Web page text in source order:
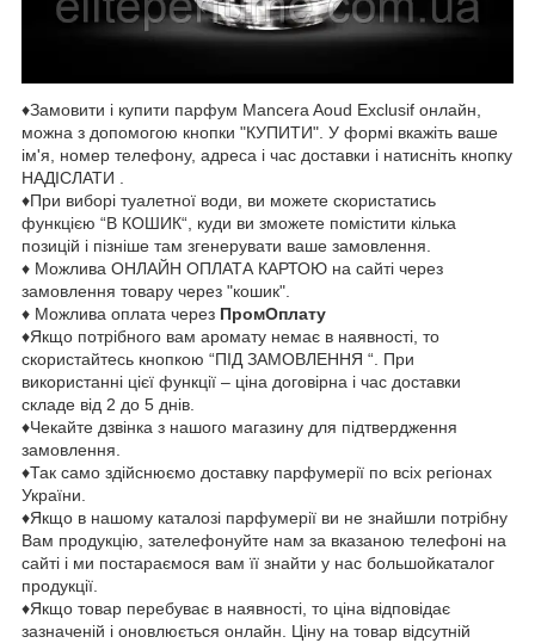
♦Замовити і купити парфум Mancera Aoud Exclusif онлайн,
можна з допомогою кнопки "КУПИТИ". У формі вкажіть ваше
ім'я, номер телефону, адреса і час доставки і натисніть кнопку
НАДІСЛАТИ .
♦При виборі туалетної води, ви можете скористатись
функцією “В КОШИК“, куди ви зможете помістити кілька
позицій і пізніше там згенерувати ваше замовлення.
♦ Можлива ОНЛАЙН ОПЛАТА КАРТОЮ на сайті через
замовлення товару через "кошик".
♦ Можлива оплата через ПромОплату
♦Якщо потрібного вам аромату немає в наявності, то
скористайтесь кнопкою “ПІД ЗАМОВЛЕННЯ “. При
використанні цієї функції – ціна договірна і час доставки
складе від 2 до 5 днів.
♦Чекайте дзвінка з нашого магазину для підтвердження
замовлення.
♦Так само здійснюємо доставку парфумерії по всіх регіонах
України.
♦Якщо в нашому каталозі парфумерії ви не знайшли потрібну
Вам продукцію, зателефонуйте нам за вказаною телефоні на
сайті і ми постараємося вам її знайти у нас большойкаталог
продукції.
♦Якщо товар перебуває в наявності, то ціна відповідає
зазначеній і оновлюється онлайн. Ціну на товар відсутній